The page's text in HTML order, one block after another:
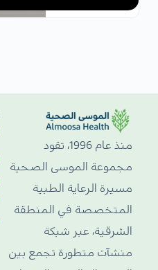
منذ عام 1996، تقود
مجموعة الموسى الصحية
مسيرة الرعاية الطبية
المتخصصة في المنطقة
الشرقية، عبر شبكة
منشآت متطورة تجمع بين